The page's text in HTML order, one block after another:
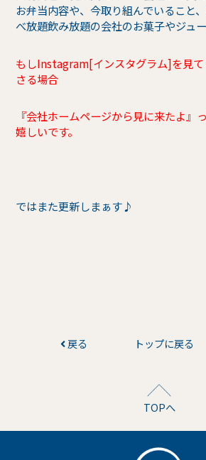
お弁当内容や、今取り組んでいること
べ放題飲み放題の会社のお菓子やジュー
もしInstagram[インスタグラム]を見
さる場合
『会社ホームページから見に来たよ』
嬉しいです。
ではまた更新しまぁす♪
戻る トップに戻る
TOPへ